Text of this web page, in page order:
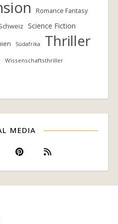
Romance Fantasy
Science Fiction
Südafrika Thriller
Wissenschaftsthriller
MEDIA